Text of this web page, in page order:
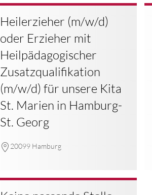
Heilerzieher (m/w/d)
oder Erzieher mit
Heilpädagogischer
Zusatzqualifikation
(m/w/d) für unsere Kita
St. Marien in Hamburg-
St. Georg
20099 Hamburg